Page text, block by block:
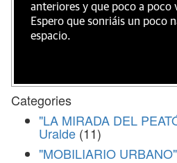
anteriores y que poco a poco
Espero que sonriáis un poco
espacio.
Categories
"LA MIRADA DEL
Uralde (11)
"MOBILIARIO